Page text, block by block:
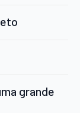
grande